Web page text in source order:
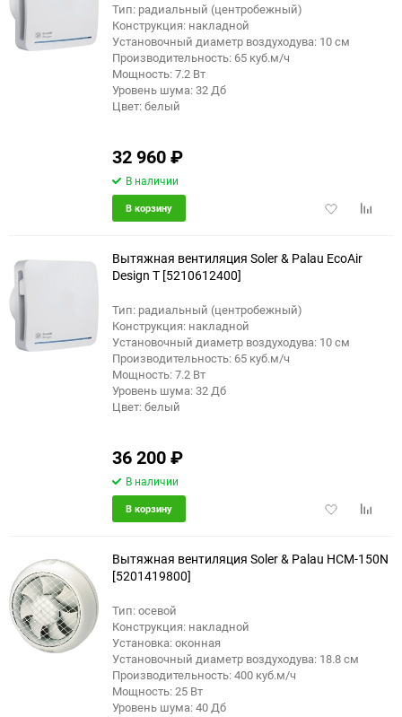
Тип: радиальный (центробежный)
Конструкция: накладной
Установочный диаметр воздуходува: 10 см
Производительность: 65 куб.м/ч
Мощность: 7.2 Вт
Уровень шума: 32 Дб
Цвет: белый
32 960₽
В наличии
Добавить
В корзину
Вытяжная вентиляция Soler & Palau EcoAir
Design T [5210612400]
Тип: радиальный (центробежный)
Конструкция: накладной
Установочный диаметр воздуходува: 10 см
Производительность: 65 куб.м/ч
Мощность: 7.2 Вт
Уровень шума: 32 Дб
Цвет: белый
36 200₽
В наличии
Добавить
В корзину
Вытяжная вентиляция Soler & Palau HCM-150N
[5201419800]
Тип: осевой
Конструкция: накладной
Установка: оконная
Установочный диаметр воздуходува: 18.8 см
Производительность: 400 куб.м/ч
Мощность: 25 Вт
Уровень шума: 40 Дб